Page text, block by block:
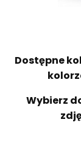
Dostępne
Wybierz